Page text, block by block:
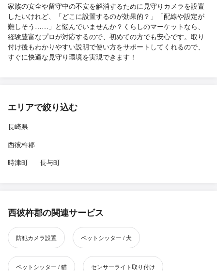
家族の安全や留守中の不安を解消するために見守りカメラを設置
したいけれど、「どこに設置するのが効果的？」「配線や設定が
難しそう……」と悩んでいませんか？くらしのマーケットなら、
経験豊富なプロが対応するので、初めての方でも安心です。取り
付け後もわかりやすい説明で使い方をサポートしてくれるので、
すぐに快適な見守り環境を実現できます！
エリアで絞り込む
長崎県
西彼杵郡
時津町
長与町
西彼杵郡の関連サービス
防犯カメラ設置 ペットシッター / 犬
ペットシッター / 猫 センサーライト取り付け